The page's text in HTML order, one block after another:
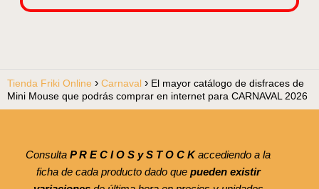
Tienda Friki Online Carnaval
El mayor catálogo de disfraces de
Mini Mouse que podrás comprar en internet para CARNAVAL 2026
Consulta P R E C I O S y S T O C Kaccediendo a la
ficha de cada producto dado que pueden existir